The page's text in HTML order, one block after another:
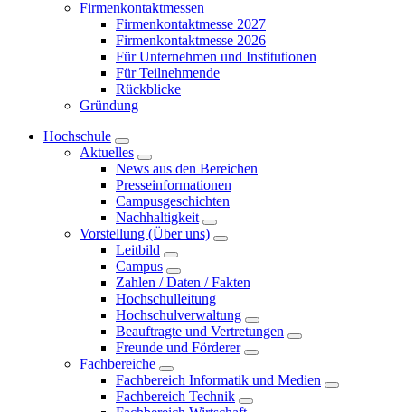
Firmenkontaktmessen
Firmenkontaktmesse 2027
Firmenkontaktmesse 2026
Für Unternehmen und Institutionen
Für Teilnehmende
Rückblicke
Gründung
Hochschule
Aktuelles
News aus den Bereichen
Presseinformationen
Campusgeschichten
Nachhaltigkeit
Vorstellung (Über uns)
Leitbild
Campus
Zahlen / Daten / Fakten
Hochschulleitung
Hochschulverwaltung
Beauftragte und Vertretungen
Freunde und Förderer
Fachbereiche
Fachbereich Informatik und Medien
Fachbereich Technik